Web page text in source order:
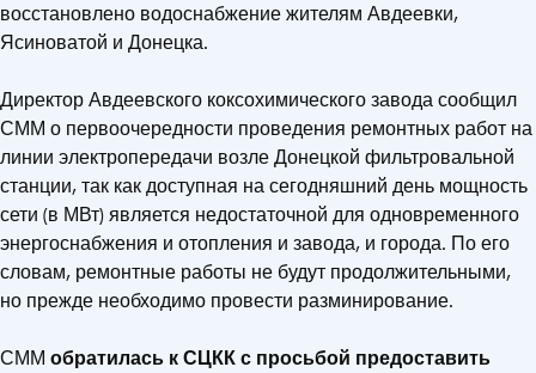
восстановлено водоснабжение жителям Авдеевки,
Ясиноватой и Донецка.
Директор Авдеевского коксохимического завода сообщил
СММ о первоочередности проведения ремонтных работ на
линии электропередачи возле Донецкой фильтровальной
станции, так как доступная на сегодняшний день мощность
сети (в МВт) является недостаточной для одновременного
энергоснабжения и отопления и завода, и города. По его
словам, ремонтные работы не будут продолжительными,
но прежде необходимо провести разминирование.
СММ обратилась к СЦКК с просьбой предоставить